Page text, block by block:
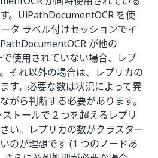
。UiPathDocumentOCR を使
タ ラベル付けセッションでイ
が他の
使用されていない場合、レプ
それ以外の場合は、レプリカの
す。必要な数は状況によって異
がら判断する必要があります。
トールで 2 つを超えるレプリ
い。レプリカの数がクラスター
のが理想です (1 つのノードあ